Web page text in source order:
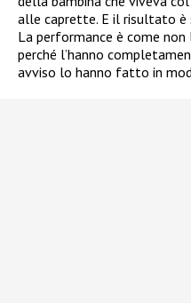
alle caprette. E il risultato è
La performance è come
perché l’hanno
avviso lo hanno fatto in